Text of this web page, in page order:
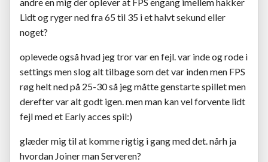
Lidt og ryger ned fra 65 til 35 i et halvt sekund eller
noget?
oplevede også hvad jeg tror var en fejl. var inde og rode i
settings men slog alt tilbage som det var inden men FPS
røg helt ned på 25-30 så jeg måtte genstarte spillet men
derefter var alt godt igen. men man kan vel forvente lidt
fejl med et Early acces spil:)
glæder mig til at komme rigtig i gang med det. nårh ja
hvordan Joiner man Serveren?